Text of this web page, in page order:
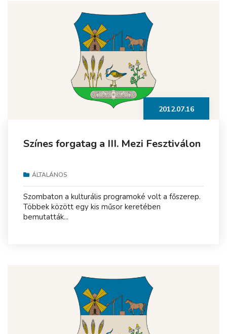
2012.07.16
Színes forgatag a III. Mezi Fesztiválon
ÁLTALÁNOS
Szombaton a kulturális programoké volt a főszerep.
Többek között egy kis műsor keretében
bemutatták...